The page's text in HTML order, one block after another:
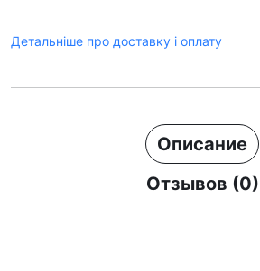
Детальніше про доставку і оплату
Описание
Отзывов (0)